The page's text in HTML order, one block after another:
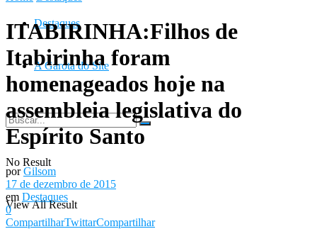
Destaques
A Garota do Site
No Result
View All Result
ITABIRINHA:Filhos de
Itabirinha foram
homenageados hoje na
assembleia legislativa do
Espírito Santo
por Gilsom
17 de dezembro de 2015
em Destaques
0
CompartilharTwittarCompartilhar